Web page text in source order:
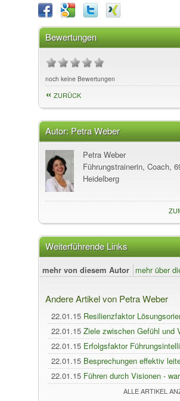
Bewertungen
noch keine Bewertungen
ZURÜCK
Autor:Petra Weber
Petra Weber
Führungstrainerin, Coach,
Heidelberg
Weiterführende Links
mehr von diesem Autor mehr über
Andere Artikel von Petra Weber
22.01.15 Resilienzfaktor
22.01.15 Ziele zwischen Gefühl und
- wie wir mit passenden Zielen
wir wirklich wollen
22.01.15 Erfolgsfaktor
warum Führungskräfte emotionale
brauchen
22.01.15 Besprechungen effektiv
produktiv Lösungen entwickeln statt
chaotisches Blabla
22.01.15 Führen durch Visionen -
Spitzenführungskräfte mit Bildern
ALLE ARTIKEL